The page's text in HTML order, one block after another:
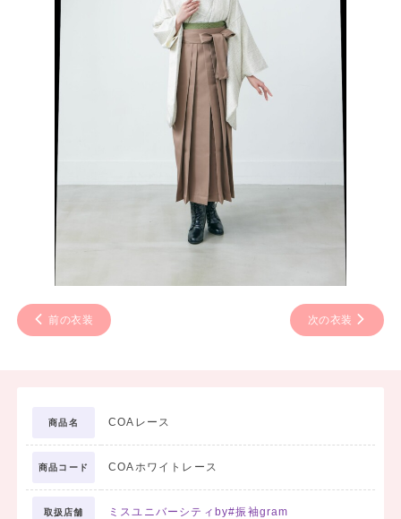
前の衣装 次の衣装
商品名 COAレース
商品コード COAホワイトレース
取扱店舗 ミスユニバーシティby#振袖gram